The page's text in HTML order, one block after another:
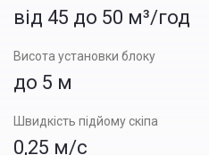
від 45 до 50 м³/год
Висота установки блоку
до 5 м
Швидкість підйому скіпа
0,25 м/с